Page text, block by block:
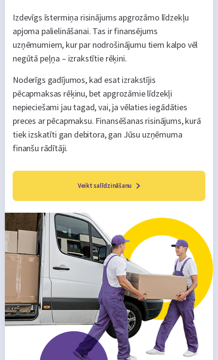
Izdevīgs īstermiņa risinājums apgrozāmo līdzekļu
apjoma palielināšanai. Tas ir finansējums
uzņēmumiem, kur par nodrošinājumu tiem kalpo vēl
negūtā peļņa – izrakstītie rēķini.
Noderīgs gadījumos, kad esat izrakstījis
pēcapmaksas rēķinu, bet apgrozāmie līdzekļi
nepieciešami jau tagad, vai, ja vēlaties iegādāties
preces ar pēcapmaksu. Finansēšanas risinājums, kurā
tiek izskatīti gan debitora, gan Jūsu uzņēmuma
finanšu rādītāji.
Veikt salīdzināšanu